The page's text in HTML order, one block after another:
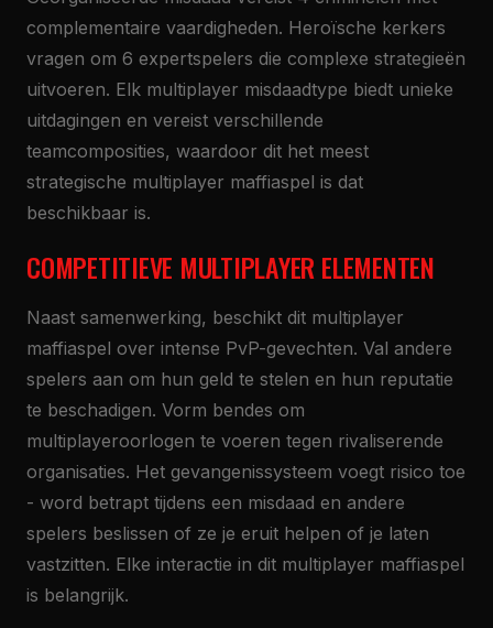
complementaire vaardigheden. Heroïsche kerkers
vragen om 6 expertspelers die complexe strategieën
uitvoeren. Elk multiplayer misdaadtype biedt unieke
uitdagingen en vereist verschillende
teamcomposities, waardoor dit het meest
strategische multiplayer maffiaspel is dat
beschikbaar is.
COMPETITIEVE MULTIPLAYER ELEMENTEN
Naast samenwerking, beschikt dit multiplayer
maffiaspel over intense PvP-gevechten. Val andere
spelers aan om hun geld te stelen en hun reputatie
te beschadigen. Vorm bendes om
multiplayeroorlogen te voeren tegen rivaliserende
organisaties. Het gevangenissysteem voegt risico toe
- word betrapt tijdens een misdaad en andere
spelers beslissen of ze je eruit helpen of je laten
vastzitten. Elke interactie in dit multiplayer maffiaspel
is belangrijk.